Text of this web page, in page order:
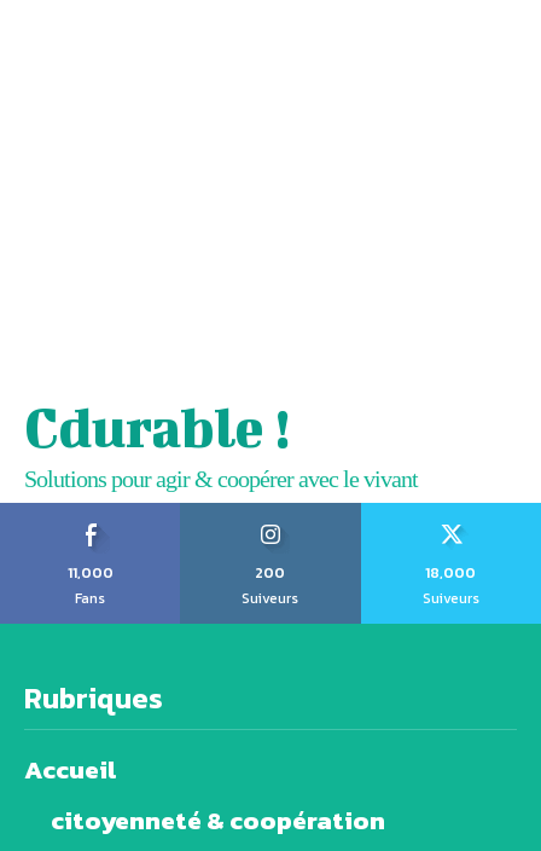
Cdurable !
Solutions pour agir & coopérer avec le vivant
11,000
Fans
200
Suiveurs
18,000
Suiveurs
Rubriques
Accueil
citoyenneté & coopération